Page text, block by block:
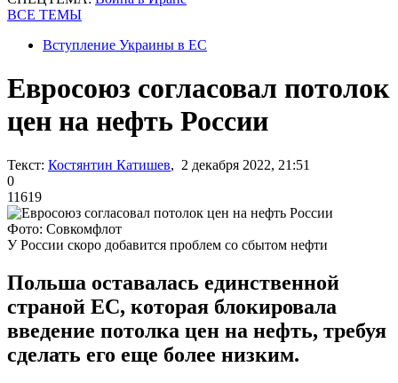
ВСЕ ТЕМЫ
Вступление Украины в ЕС
Евросоюз согласовал потолок
цен на нефть России
Текст: Костянтин Катишев, 2 декабря 2022, 21:51
0
11619
Фото: Совкомфлот
У России скоро добавится проблем со сбытом нефти
Польша оставалась единственной
страной ЕС, которая блокировала
введение потолка цен на нефть, требуя
сделать его еще более низким.